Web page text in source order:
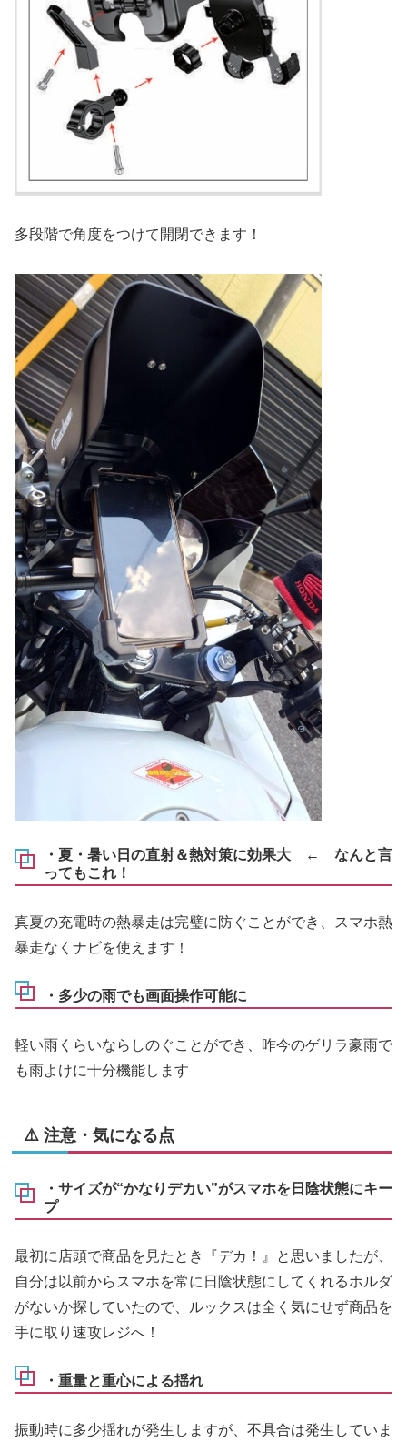
多段階で角度をつけて開閉できます！
・夏・暑い日の直射＆熱対策に効果大 ← なんと言
ってもこれ！
真夏の充電時の熱暴走は完璧に防ぐことができ、スマホ熱
暴走なくナビを使えます！
・多少の雨でも画面操作可能に
軽い雨くらいならしのぐことができ、昨今のゲリラ豪雨で
も雨よけに十分機能します
⚠️ 注意・気になる点
・サイズが“かなりデカい”がスマホを日陰状態にキー
プ
最初に店頭で商品を見たとき『デカ！』と思いましたが、
自分は以前からスマホを常に日陰状態にしてくれるホルダ
がないか探していたので、ルックスは全く気にせず商品を
手に取り速攻レジへ！
・重量と重心による揺れ
振動時に多少揺れが発生しますが、不具合は発生していま